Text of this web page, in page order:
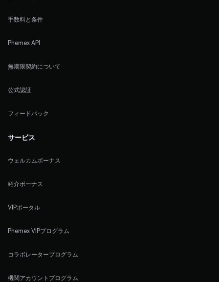
手数料と条件
Phemex API
無期限契約について
公式認証
フィードバック
サービス
ウェルカムボーナス
紹介ボーナス
VIPポータル
Phemex VIPプログラム
コラボレータープログラム
機関アカウントプログラム